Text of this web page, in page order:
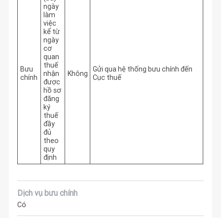
Bưu
chính
ngày
làm
việc
kể từ
ngày
cơ
quan
thuế
nhận
được
hồ sơ
đăng
ký
thuế
đầy
đủ
theo
quy
định
Không
Gửi qua hệ thống bưu chính đến
Cục thuế
Dịch vụ bưu chính
Có